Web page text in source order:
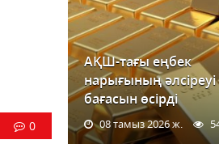
0
АҚШ-тағы еңбек
нарығының
бағасын өсірді
08 тамыз 2026 ж.